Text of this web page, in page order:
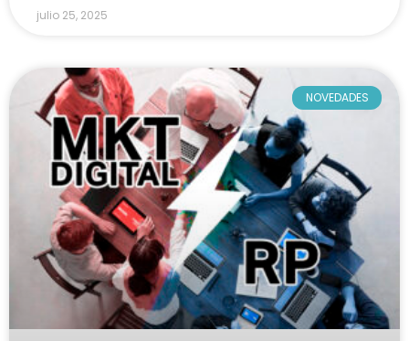
julio 25, 2025
NOVEDADES